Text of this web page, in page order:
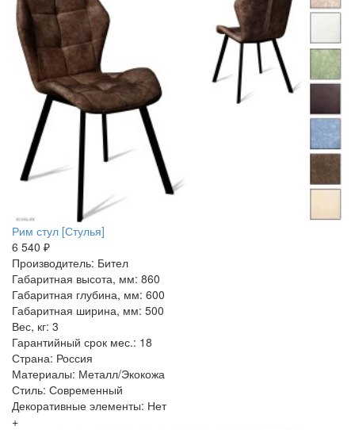
Рим стул [Стулья]
6 540 ₽
Производитель: Бител
Габаритная высота, мм: 860
Габаритная глубина, мм: 600
Габаритная ширина, мм: 500
Вес, кг: 3
Гарантийный срок мес.: 18
Страна: Россия
Материалы: Металл/Экокожа
Стиль: Современный
Декоративные элементы: Нет
+